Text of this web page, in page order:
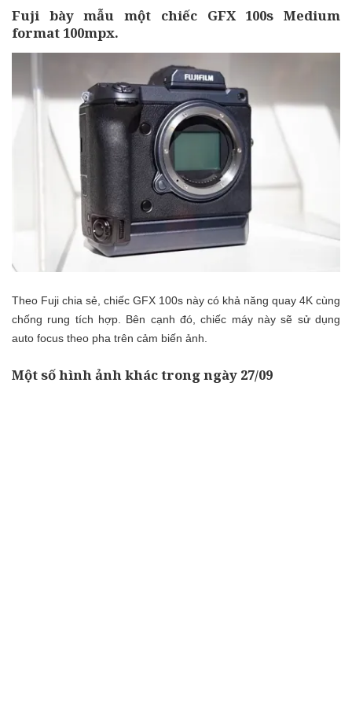
Fuji bày mẫu một chiếc GFX 100s Medium
format 100mpx.
Theo Fuji chia sẻ, chiếc GFX 100s này có khả năng quay 4K cùng
chống rung tích hợp. Bên cạnh đó, chiếc máy này sẽ sử dụng
auto focus theo pha trên cảm biến ảnh.
Một số hình ảnh khác trong ngày 27/09